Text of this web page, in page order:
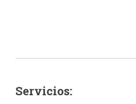
Servicios: